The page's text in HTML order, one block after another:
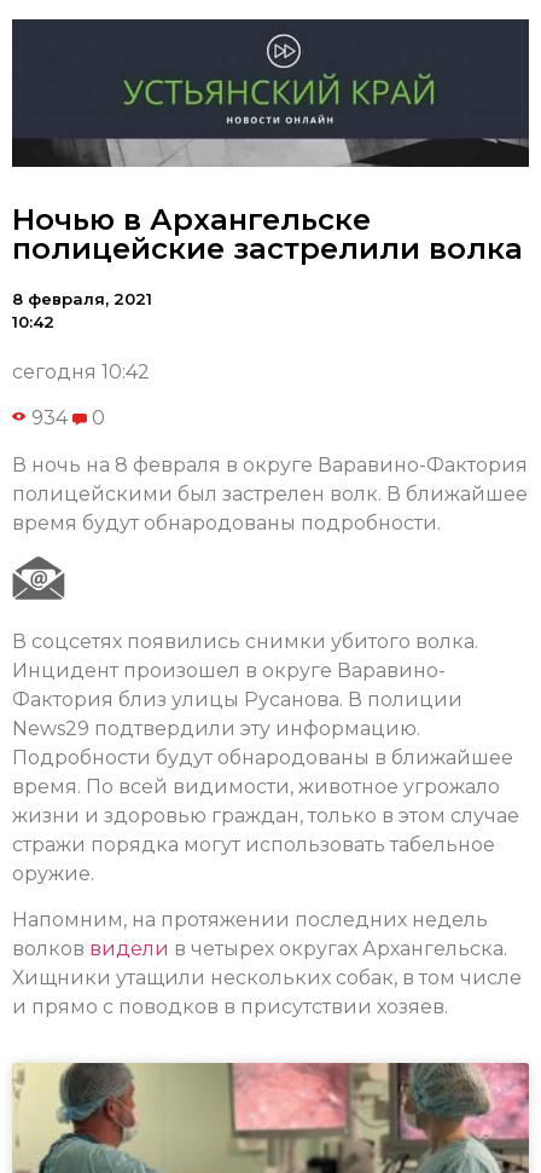
Ночью в Архангельске
полицейские застрелили волка
8 февраля, 2021
10:42
сегодня 10:42
934 0
В ночь на 8 февраля в округе Варавино-Фактория
полицейскими был застрелен волк. В ближайшее
время будут обнародованы подробности.
В соцсетях появились снимки убитого волка.
Инцидент произошел в округе Варавино-
Фактория близ улицы Русанова. В полиции
News29 подтвердили эту информацию.
Подробности будут обнародованы в ближайшее
время. По всей видимости, животное угрожало
жизни и здоровью граждан, только в этом случае
стражи порядка могут использовать табельное
оружие.
Напомним, на протяжении последних недель
волков видели в четырех округах Архангельска.
Хищники утащили нескольких собак, в том числе
и прямо с поводков в присутствии хозяев.